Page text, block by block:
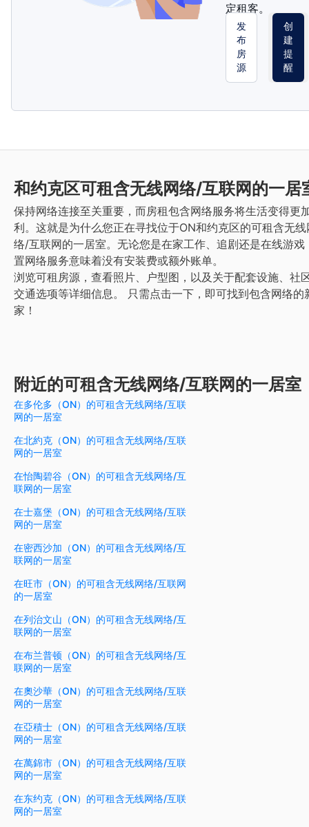
定租客。
发
布
房
源
创
建
提
醒
和约克区可租含无线网络/互联网的一居
保持网络连接至关重要，而房租包含网络服务将生活变得更
利。这就是为什么您正在寻找位于ON和约克区的可租含无线
络/互联网的一居室。无论您是在家工作、追剧还是在线游戏
置网络服务意味着没有安装费或额外账单。
浏览可租房源，查看照片、户型图，以及关于配套设施、社
交通选项等详细信息。
只需点击一下，即可找到包含网络的
家！
附近的可租含无线网络/互联网的一居室
在多伦多（ON）的可租含无线网络/互联
网的一居室
在北約克（ON）的可租含无线网络/互联
网的一居室
在怡陶碧谷（ON）的可租含无线网络/互
联网的一居室
在士嘉堡（ON）的可租含无线网络/互联
网的一居室
在密西沙加（ON）的可租含无线网络/互
联网的一居室
在旺市（ON）的可租含无线网络/互联网
的一居室
在列治文山（ON）的可租含无线网络/互
联网的一居室
在布兰普顿（ON）的可租含无线网络/互
联网的一居室
在奧沙華（ON）的可租含无线网络/互联
网的一居室
在亞積士（ON）的可租含无线网络/互联
网的一居室
在萬錦市（ON）的可租含无线网络/互联
网的一居室
在东约克（ON）的可租含无线网络/互联
网的一居室